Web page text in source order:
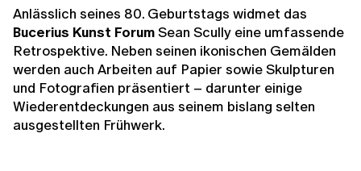
Anlässlich seines 80. Geburtstags widmet das
Bucerius Kunst ForumSean Scully eine umfassende
Retrospektive. Neben seinen ikonischen Gemälden
werden auch Arbeiten auf Papier sowie Skulpturen
und Fotografien präsentiert – darunter einige
Wiederentdeckungen aus seinem bislang selten
ausgestellten Frühwerk.